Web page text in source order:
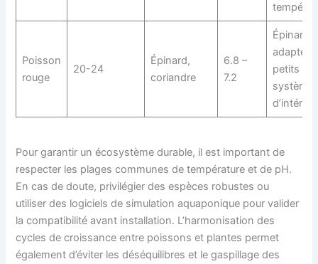
tempéré
Poisson
rouge
20-24
Épinard,
coriandre
6.8 –
7.2
Épinard
adapté à
petits
Pour garantir un écosystème durable, il est important de
respecter les plages communes de température et de pH.
En cas de doute, privilégier des espèces robustes ou
utiliser des logiciels de simulation aquaponique pour valider
la compatibilité avant installation. L’harmonisation des
cycles de croissance entre poissons et plantes permet
également d’éviter les déséquilibres et le gaspillage des